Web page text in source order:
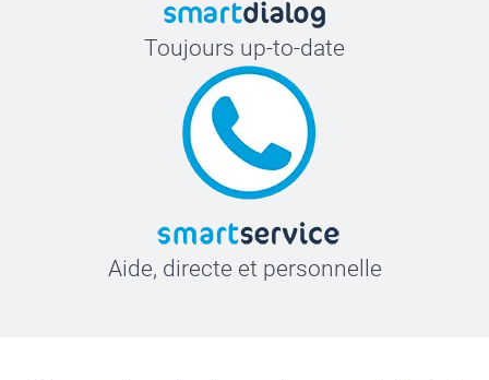
Toujours up-to-date
Aide, directe et personnelle